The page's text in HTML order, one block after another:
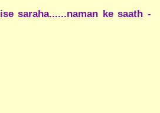
saraha......naman ke saath -